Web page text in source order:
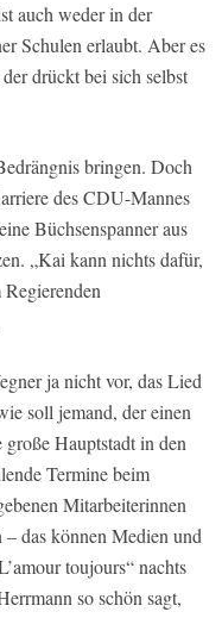
auch weder in der
Schulen erlaubt. Aber es
drückt bei sich selbst
bringen. Doch
des CDU-Mannes
Büchsenspanner aus
„Kai kann nichts dafür,
ja nicht vor, das Lied
soll jemand, der einen
Hauptstadt in den
Termine beim
Mitarbeiterinnen
– das können Medien und
toujours“ nachts
so schön sagt,